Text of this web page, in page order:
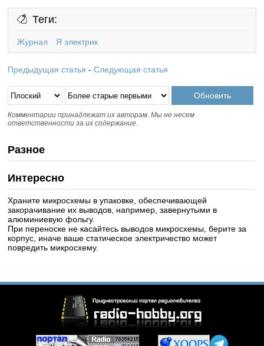
Теги:
Журнал Я электрик
Предыдущая статья -Следующая статья
Комментарии принадлежат их авторам. Мы не несем
ответственности за их содержание.
Разное
Интересно
Храните микросхемы в упаковке, обеспечивающей
закорачивание их выводов, например, завернутыми в
алюминиевую фольгу.
При переноске не касайтесь выводов микросхемы, берите за
корпус, иначе ваше статическое электричество может
повредить микросхему.